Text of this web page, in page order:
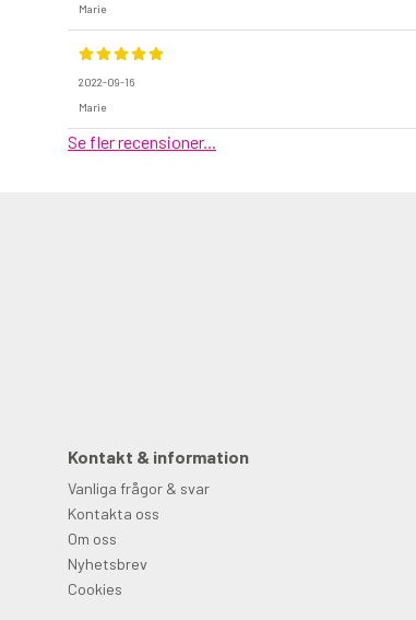
Marie
2022-09-16
Marie
Se fler recensioner...
Kontakt & information
Vanliga frågor & svar
Kontakta oss
Om oss
Nyhetsbrev
Cookies